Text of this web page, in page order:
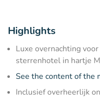
Highlights
Luxe overnachting
sterrenhotel in hartje
See the content of the
Inclusief overheerlijk